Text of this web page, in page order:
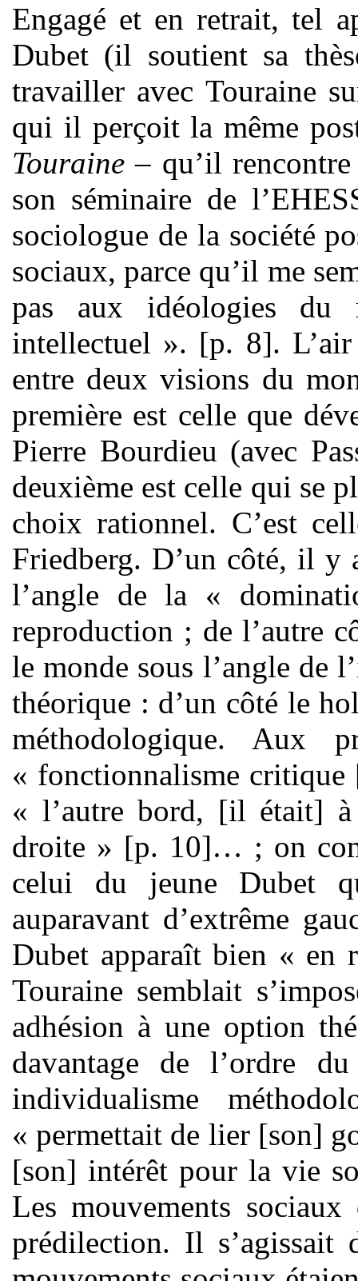
Engagé et en retrait, tel
Dubet (il soutient sa
travailler avec Touraine
qui il perçoit la même
Touraine – qu’il
son séminaire de
sociologue de la société
sociaux, parce qu’il me
pas aux idéologies
intellectuel ». [p. 8].
entre deux visions du
première est celle que
Pierre Bourdieu (avec
deuxième est celle qui se
choix rationnel. C’est
Friedberg. D’un côté, il y
l’angle de la «
reproduction ; de l’autre
le monde sous l’angle de
théorique : d’un côté le
méthodologique. Aux
« fonctionnalisme
« l’autre bord, [il était]
droite » [p. 10]… ; on
celui du jeune Dubet
auparavant d’extrême
Dubet apparaît bien « en
Touraine semblait
adhésion à une option
davantage de
individualisme
« permettait de lier [son]
[son] intérêt pour la vie
Les mouvements
prédilection. Il s’agissait